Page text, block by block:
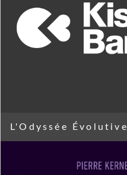
L'Odyssée Évolutive